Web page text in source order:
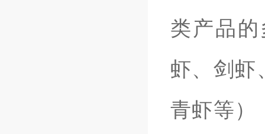
类产品
虾、剑虾
青虾等）